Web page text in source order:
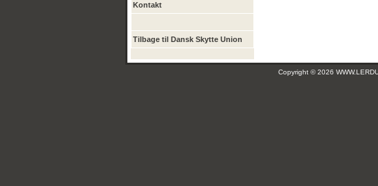
Kontakt
Tilbage til Dansk Skytte Union
Copyright © 2026